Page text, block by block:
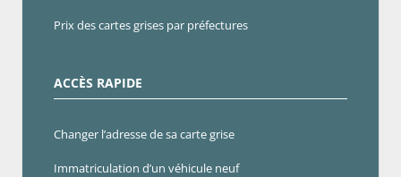
Prix des cartes grises par préfectures
ACCÈS RAPIDE
Changer l’adresse de sa carte grise
Immatriculation d’un véhicule neuf